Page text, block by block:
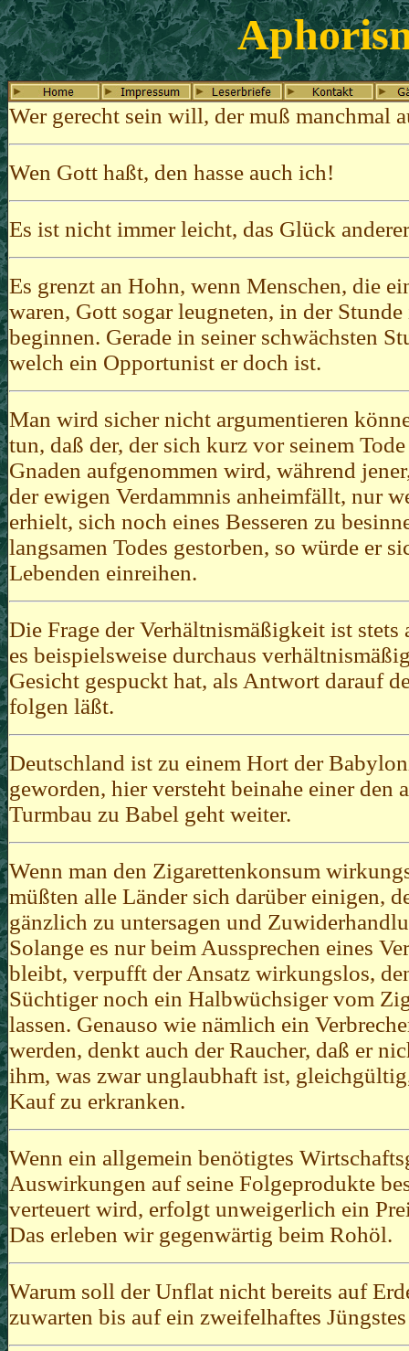
Wer gerecht sein will, der muß manchmal
Wen Gott haßt, den hasse auch ich!
Es ist nicht immer leicht, das Glück
Es grenzt an Hohn, wenn Menschen, die
waren, Gott sogar leugneten, in der
beginnen. Gerade in seiner schwächsten
welch ein Opportunist er doch ist.
Man wird sicher nicht argumentieren
tun, daß der, der sich kurz vor seinem
Gnaden aufgenommen wird, während
der ewigen Verdammnis anheimfällt, nur
erhielt, sich noch eines Besseren zu
langsamen Todes gestorben, so würde er
Lebenden einreihen.
Die Frage der Verhältnismäßigkeit ist stets
es beispielsweise durchaus
Gesicht gespuckt hat, als Antwort darauf
folgen läßt.
Deutschland ist zu einem Hort der
geworden, hier versteht beinahe einer den
Turmbau zu Babel geht weiter.
Wenn man den Zigarettenkonsum
müßten alle Länder sich darüber einigen,
gänzlich zu untersagen und
Solange es nur beim Aussprechen eines
bleibt, verpufft der Ansatz wirkungslos,
Süchtiger noch ein Halbwüchsiger vom
lassen. Genauso wie nämlich ein
werden, denkt auch der Raucher, daß er
ihm, was zwar unglaubhaft ist,
Kauf zu erkranken.
Wenn ein allgemein benötigtes
Auswirkungen auf seine Folgeprodukte
verteuert wird, erfolgt unweigerlich ein
Das erleben wir gegenwärtig beim Rohöl.
Warum soll der Unflat nicht bereits auf
zuwarten bis auf ein zweifelhaftes